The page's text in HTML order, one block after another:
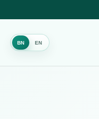
BN EN
BN